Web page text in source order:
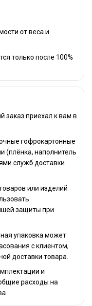
от веса и
только после 100%
заказ приехал к вам в
гофрокартонные
(плёнка, наполнитель
служб доставки
или изделий
защиты при
упаковка может
с клиентом,
доставки товара.
и
расходы на